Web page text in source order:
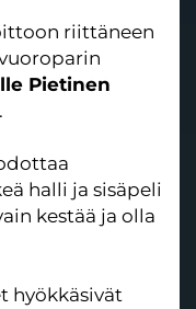
riittäneen
Pietinen
.
halli ja sisäpeli
kestää ja olla
hyökkäsivät